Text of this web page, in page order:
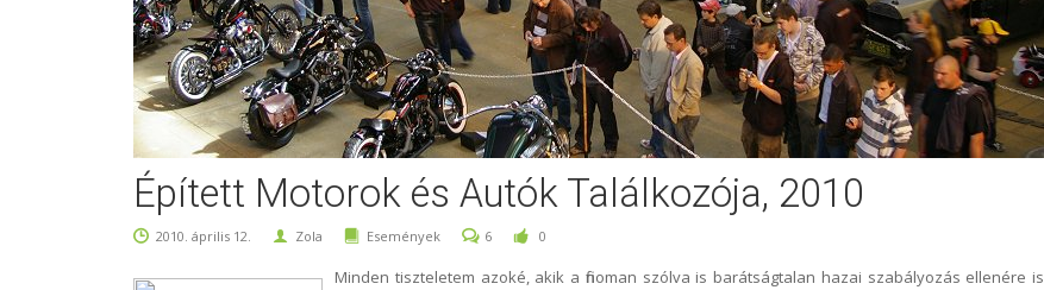
Épített Motorok és Autók Találkozója, 2010
2010. április 12. Zola Események 6 0
Minden tiszteletem azoké, akik a finoman szólva is barátságtalan hazai szabályozás ellenére is